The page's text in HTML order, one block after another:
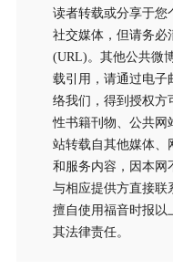
读者转载或分享于您
社交媒体，但请务必
(URL)。其他公共微
载引用，请通过电子
络我们，得到授权方
性书籍刊物、公共网
站转载自其他媒体、
和服务内容，因本网
与相应提供方直接联
擅自使用福音时报以
其法律责任。